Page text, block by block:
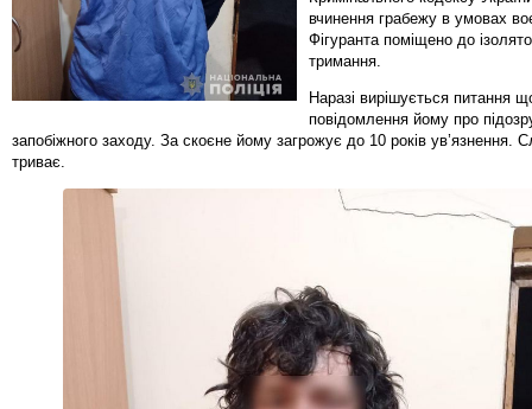
вчинення грабежу в умовах
Фігуранта поміщено до
тримання.
Наразі вирішується питання
повідомлення йому про
запобіжного заходу. За скоєне йому загрожує до 10 років ув’язнення.
триває.